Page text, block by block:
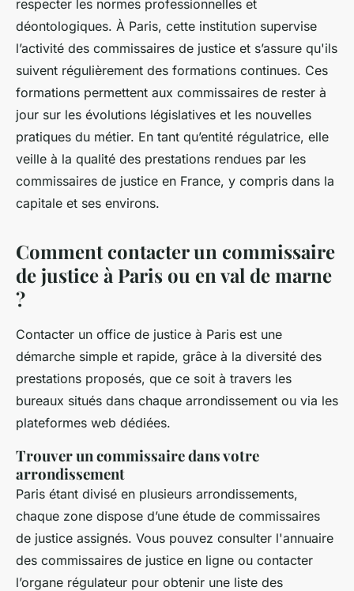
respecter les normes professionnelles et
déontologiques. À Paris, cette institution supervise
l’activité des commissaires de justice et s’assure qu'ils
suivent régulièrement des formations continues. Ces
formations permettent aux commissaires de rester à
jour sur les évolutions législatives et les nouvelles
pratiques du métier. En tant qu’entité régulatrice, elle
veille à la qualité des prestations rendues par les
commissaires de justice en France, y compris dans la
capitale et ses environs.
Comment contacter un commissaire
de justice à Paris ou en val de marne
?
Contacter un office de justice à Paris est une
démarche simple et rapide, grâce à la diversité des
prestations proposés, que ce soit à travers les
bureaux situés dans chaque arrondissement ou via les
plateformes web dédiées.
Trouver un commissaire dans votre
arrondissement
Paris étant divisé en plusieurs arrondissements,
chaque zone dispose d’une étude de commissaires
de justice assignés. Vous pouvez consulter l'annuaire
des commissaires de justice en ligne ou contacter
l’organe régulateur pour obtenir une liste des